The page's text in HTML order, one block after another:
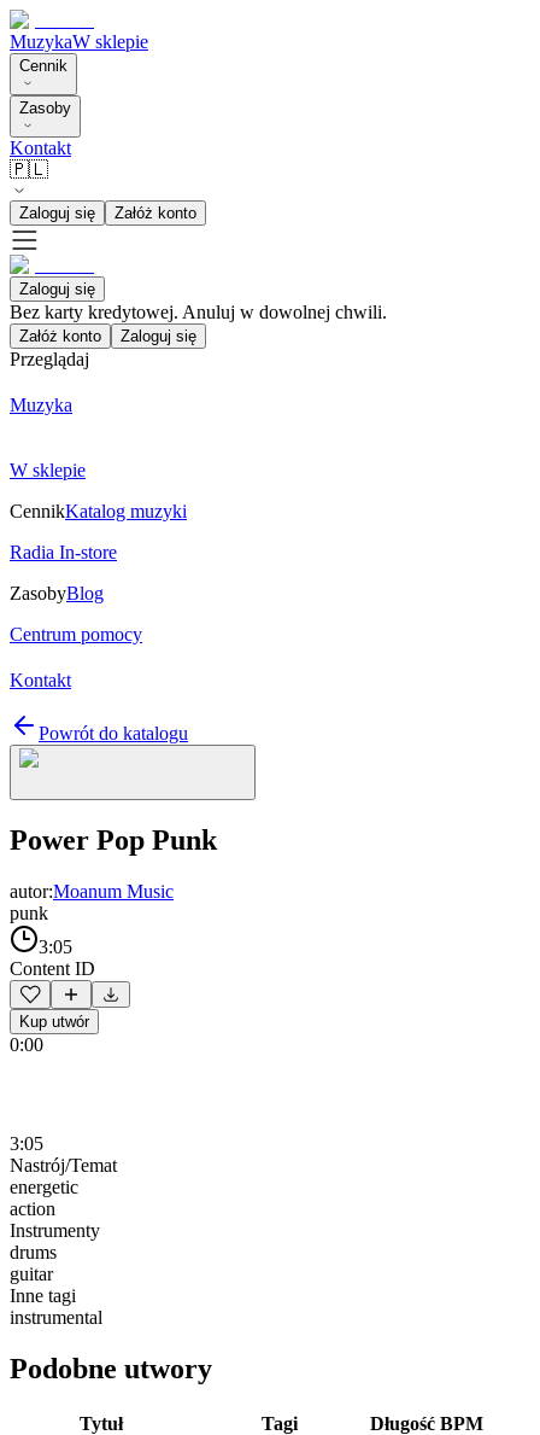
MuzykaW sklepie
Cennik
Zasoby
Kontakt
🇵🇱
Zaloguj się Załóż konto
Zaloguj się
Bez karty kredytowej. Anuluj w dowolnej chwili.
Załóż konto Zaloguj się
Przeglądaj
Muzyka
W sklepie
CennikKatalog muzyki
Radia In-store
ZasobyBlog
Centrum pomocy
Kontakt
Powrót do katalogu
Power Pop Punk
autor:Moanum Music
punk
3:05
Content ID
Kup utwór
0:00
3:05
Nastrój/Temat
energetic
action
Instrumenty
drums
guitar
Inne tagi
instrumental
Podobne utwory
Tytuł Tagi Długość BPM